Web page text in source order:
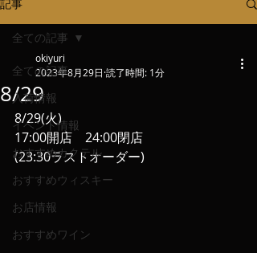
記事
全ての記事
入荷情報
イベント情報
おすすめカクテル
おすすめウィスキー
お店情報
おすすめワイン
全ての記事
8/29
okiyuri
2023年8月29日 読了時間: 1分
8/29(火)
17:00開店　24:00閉店
(23:30ラストオーダー)